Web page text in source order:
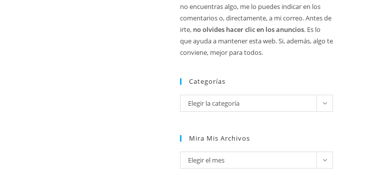
no encuentras algo, me lo puedes indicar en los
comentarios o, directamente, a mi correo. Antes de
irte, no olvides hacer clic en los anuncios. Es lo
que ayuda a mantener esta web. Si, además, algo te
conviene, mejor para todos.
Categorías
Categorías
Elegir la categoría
Mira Mis Archivos
Mira
mis
Elegir el mes